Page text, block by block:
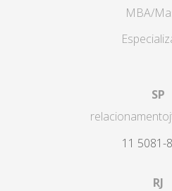
MBA/
SP
11 5081-
RJ